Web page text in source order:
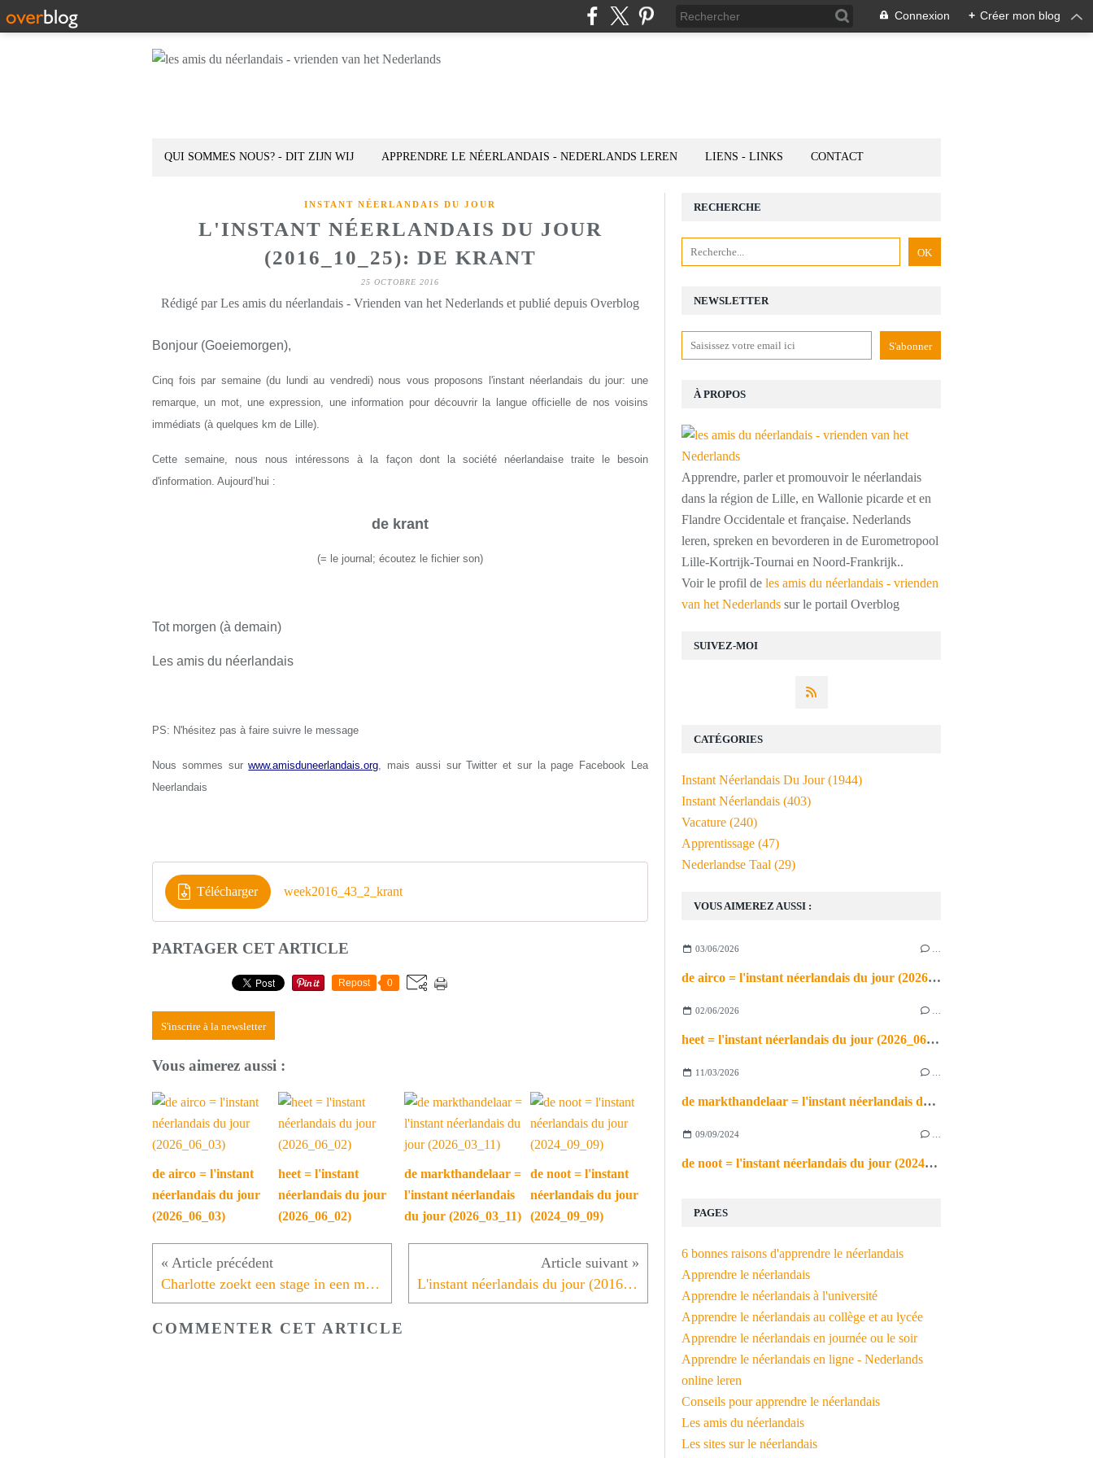
Connexion + Créer mon blog
QUI SOMMES NOUS? - DIT ZIJN WIJ APPRENDRE LE NÉERLANDAIS - NEDERLANDS LEREN LIENS - LINKS CONTACT
INSTANT NÉERLANDAIS DU JOUR
L'INSTANT NÉERLANDAIS DU JOUR
(2016_10_25): DE KRANT
25 OCTOBRE 2016
Rédigé par Les amis du néerlandais - Vrienden van het Nederlands et publié depuis Overblog
Bonjour (Goeiemorgen),
Cinq fois par semaine (du lundi au vendredi) nous vous proposons l'instant néerlandais du jour: une
remarque, un mot, une expression, une information pour découvrir la langue officielle de nos voisins
immédiats (à quelques km de Lille).
Cette semaine, nous nous intéressons à la façon dont la société néerlandaise traite le besoin
d'information. Aujourd’hui :
de krant
(= le journal; écoutez le fichier son)
Tot morgen (à demain)
Les amis du néerlandais
PS: N'hésitez pas à faire suivre le message
Nous sommes surwww.amisduneerlandais.org, mais aussi sur Twitter et sur la page Facebook Lea
Neerlandais
Télécharger week2016_43_2_krant
PARTAGER CET ARTICLE
Repost 0
S'inscrire à la newsletter
Vous aimerez aussi :
de airco = l'instant
néerlandais du jour
(2026_06_03)
heet = l'instant
néerlandais du jour
(2026_06_02)
de markthandelaar =
l'instant néerlandais
du jour (2026_03_11)
de noot = l'instant
néerlandais du jour
(2024_09_09)
Charlotte zoekt een stage in een marketingafdeling L'instant néerlandais du jour (2016_10_26): het nieuws
COMMENTER CET ARTICLE
NEWSLETTER
SUIVEZ-MOI
RECHERCHE
À PROPOS
Apprendre, parler et promouvoir le néerlandais
dans la région de Lille, en Wallonie picarde et en
Flandre Occidentale et française. Nederlands
leren, spreken en bevorderen in de Eurometropool
Lille-Kortrijk-Tournai en Noord-Frankrijk..
Voir le profil de les amis du néerlandais - vrienden
van het Nederlands sur le portail Overblog
VOUS AIMEREZ AUSSI :
03/06/2026
de airco = l'instant néerlandais du jour (2026_06_03)
02/06/2026
heet = l'instant néerlandais du jour (2026_06_02)
11/03/2026
de markthandelaar = l'instant néerlandais du jour (2026_03_11)
09/09/2024
de noot = l'instant néerlandais du jour (2024_09_09)
PAGES
6 bonnes raisons d'apprendre le néerlandais
Apprendre le néerlandais
Apprendre le néerlandais à l'université
Apprendre le néerlandais au collège et au lycée
Apprendre le néerlandais en journée ou le soir
Apprendre le néerlandais en ligne - Nederlands
online leren
Conseils pour apprendre le néerlandais
Les amis du néerlandais
Les sites sur le néerlandais
CATÉGORIES
Instant Néerlandais Du Jour(1944)
Instant Néerlandais (403)
Vacature (240)
Apprentissage (47)
Nederlandse Taal (29)